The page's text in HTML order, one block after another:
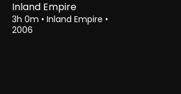
Inland Empire
3h 0m • Inland Empire •
2006